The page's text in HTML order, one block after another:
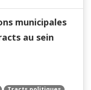
municipales
au sein